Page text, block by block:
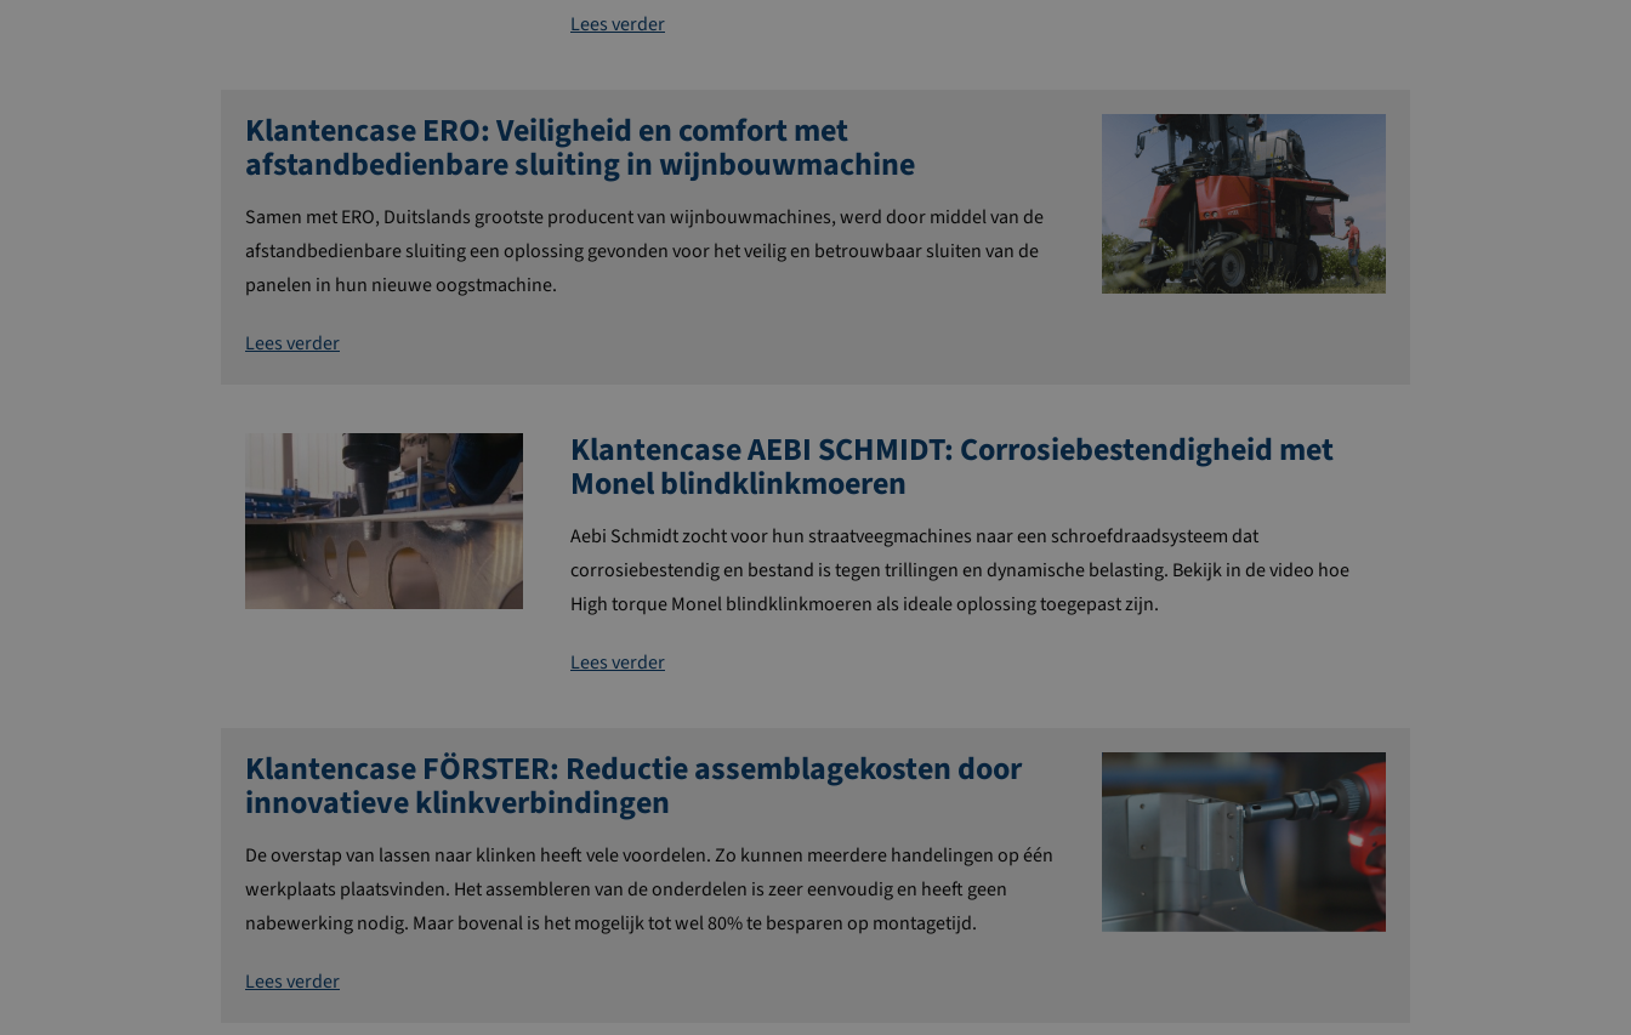
Lees verder
Klantencase ERO: Veiligheid en comfort met
afstandbedienbare sluiting in wijnbouwmachine
Samen met ERO, Duitslands grootste producent van wijnbouwmachines, werd door middel van de
afstandbedienbare sluiting een oplossing gevonden voor het veilig en betrouwbaar sluiten van de
panelen in hun nieuwe oogstmachine.
Lees verder
Klantencase AEBI SCHMIDT: Corrosiebestendigheid met
Monel blindklinkmoeren
Aebi Schmidt zocht voor hun straatveegmachines naar een schroefdraadsysteem dat
corrosiebestendig en bestand is tegen trillingen en dynamische belasting. Bekijk in de video hoe
High torque Monel blindklinkmoeren als ideale oplossing toegepast zijn.
Lees verder
Klantencase FÖRSTER: Reductie assemblagekosten door
innovatieve klinkverbindingen
De overstap van lassen naar klinken heeft vele voordelen. Zo kunnen meerdere handelingen op één
werkplaats plaatsvinden. Het assembleren van de onderdelen is zeer eenvoudig en heeft geen
nabewerking nodig. Maar bovenal is het mogelijk tot wel 80% te besparen op montagetijd.
Lees verder